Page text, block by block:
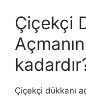
Çiçekçi
Çiçekçi dükkanı